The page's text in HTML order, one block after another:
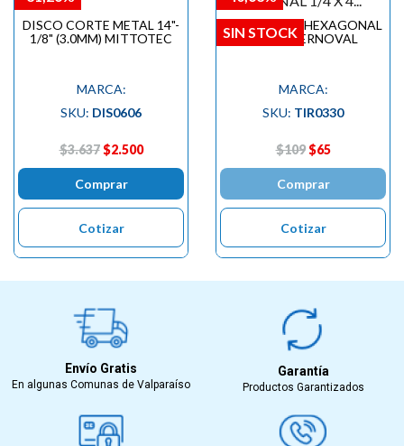
DISCO CORTE METAL 14"-
1/8" (3.0MM) MITTOTEC
MARCA:
SKU: DIS0606
$3.637 $2.500
Comprar
Cotizar
TIRAFONDO HEXAGONAL
1/4 X 4 PERNOVAL
MARCA:
SKU: TIR0330
$109 $65
Comprar
Cotizar
SIN STOCK
Envío Gratis
En algunas Comunas de Valparaíso
Garantía
Productos Garantizados